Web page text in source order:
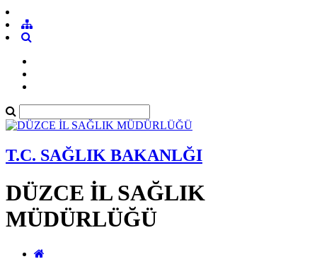
T.C. SAĞLIK BAKANLĞI
DÜZCE İL SAĞLIK
MÜDÜRLÜĞÜ